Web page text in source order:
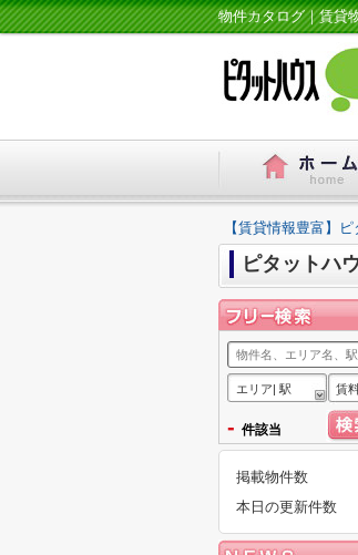
物件カタログ｜賃貸
【賃貸情報豊富】
ピタットハ
エリア| 駅 賃
- 件該当
掲載物件数
本日の更新件数